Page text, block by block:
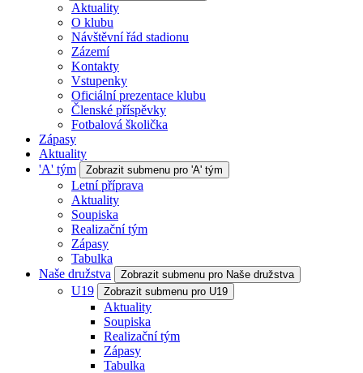
Aktuality
O klubu
Návštěvní řád stadionu
Zázemí
Kontakty
Vstupenky
Oficiální prezentace klubu
Členské příspěvky
Fotbalová školička
Zápasy
Aktuality
'A' tým
Zobrazit submenu pro 'A' tým
Letní příprava
Aktuality
Soupiska
Realizační tým
Zápasy
Tabulka
Naše družstva
Zobrazit submenu pro Naše družstva
U19 Zobrazit submenu pro U19
Aktuality
Soupiska
Realizační tým
Zápasy
Tabulka